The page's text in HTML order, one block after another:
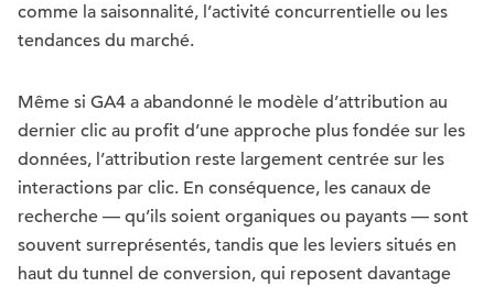
comme la saisonnalité, l’activité concurrentielle ou les
tendances du marché.
Même si GA4 a abandonné le modèle d’attribution au
dernier clic au profit d’une approche plus fondée sur les
données, l’attribution reste largement centrée sur les
interactions par clic. En conséquence, les canaux de
recherche — qu’ils soient organiques ou payants — sont
souvent surreprésentés, tandis que les leviers situés en
haut du tunnel de conversion, qui reposent davantage